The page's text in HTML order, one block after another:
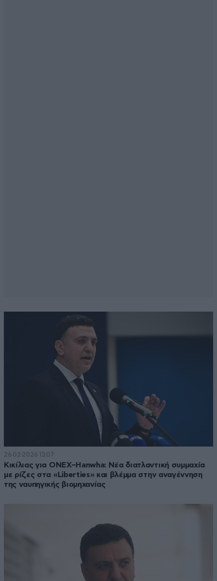
26·02·2026 13:07
Κικίλιας για ONEX–Hanwha: Νέα διατλαντική συμμαχία
με ρίζες στα «Liberties» και βλέμμα στην αναγέννηση
της ναυπηγικής βιομηχανίας